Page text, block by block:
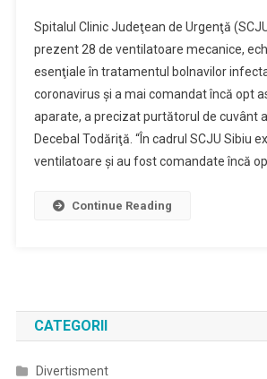
Spitalul Clinic Judeţean de Urgenţă
prezent 28 de ventilatoare mecanice,
esenţiale în tratamentul bolnavilor
coronavirus şi a mai comandat încă opt
aparate, a precizat purtătorul de cuvânt
Decebal Todăriţă. “În cadrul SCJU Sibiu
ventilatoare şi au fost comandate încă
Continue Reading
CATEGORII
Divertisment